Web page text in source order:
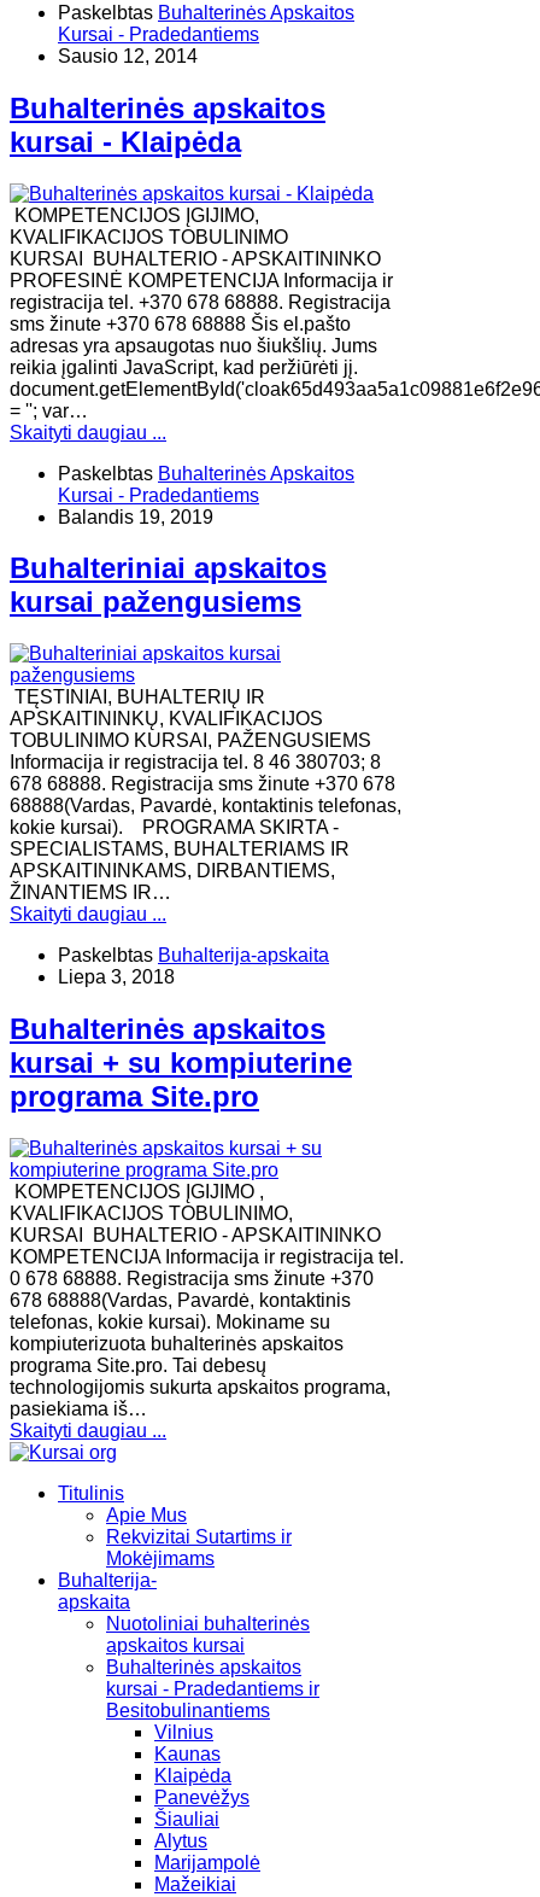
Paskelbtas Buhalterinės Apskaitos
Kursai - Pradedantiems
Sausio 12, 2014
Buhalterinės apskaitos
kursai - Klaipėda
KOMPETENCIJOS ĮGIJIMO,
KVALIFIKACIJOS TOBULINIMO
KURSAI BUHALTERIO - APSKAITININKO
PROFESINĖ KOMPETENCIJA Informacija ir
registracija tel. +370 678 68888. Registracija
sms žinute +370 678 68888 Šis el.pašto
adresas yra apsaugotas nuo šiukšlių. Jums
reikia įgalinti JavaScript, kad peržiūrėti jį.
= ''; var…
Skaityti daugiau ...
Paskelbtas Buhalterinės Apskaitos
Kursai - Pradedantiems
Balandis 19, 2019
Buhalteriniai apskaitos
kursai pažengusiems
TĘSTINIAI, BUHALTERIŲ IR
APSKAITININKŲ, KVALIFIKACIJOS
TOBULINIMO KURSAI, PAŽENGUSIEMS
Informacija ir registracija tel. 8 46 380703; 8
678 68888. Registracija sms žinute +370 678
68888(Vardas, Pavardė, kontaktinis telefonas,
kokie kursai). ​PROGRAMA SKIRTA -
SPECIALISTAMS, BUHALTERIAMS IR
APSKAITININKAMS, DIRBANTIEMS,
ŽINANTIEMS IR…
Skaityti daugiau ...
Paskelbtas Buhalterija-apskaita
Liepa 3, 2018
Buhalterinės apskaitos
kursai + su kompiuterine
programa Site.pro
KOMPETENCIJOS ĮGIJIMO ,
KVALIFIKACIJOS TOBULINIMO,
KURSAI BUHALTERIO - APSKAITININKO
KOMPETENCIJA Informacija ir registracija tel.
0 678 68888. Registracija sms žinute +370
678 68888(Vardas, Pavardė, kontaktinis
telefonas, kokie kursai). Mokiname su
kompiuterizuota buhalterinės apskaitos
programa Site.pro. Tai debesų
technologijomis sukurta apskaitos programa,
pasiekiama iš…
Skaityti daugiau ...
Titulinis
Apie Mus
Rekvizitai Sutartims ir
Mokėjimams
Buhalterija-
apskaita
Nuotoliniai buhalterinės
apskaitos kursai
Buhalterinės apskaitos
kursai - Pradedantiems ir
Besitobulinantiems
Vilnius
Kaunas
Klaipėda
Panevėžys
Šiauliai
Alytus
Marijampolė
Mažeikiai